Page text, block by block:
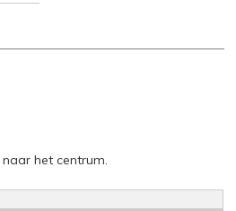
naar het centrum.